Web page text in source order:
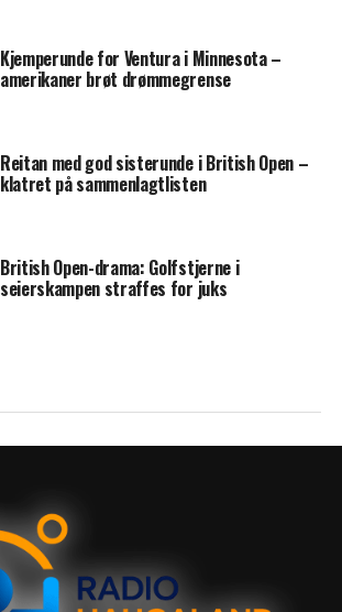
Kjemperunde for Ventura i Minnesota –
amerikaner brøt drømmegrense
Reitan med god sisterunde i British Open –
klatret på sammenlagtlisten
British Open-drama: Golfstjerne i
seierskampen straffes for juks